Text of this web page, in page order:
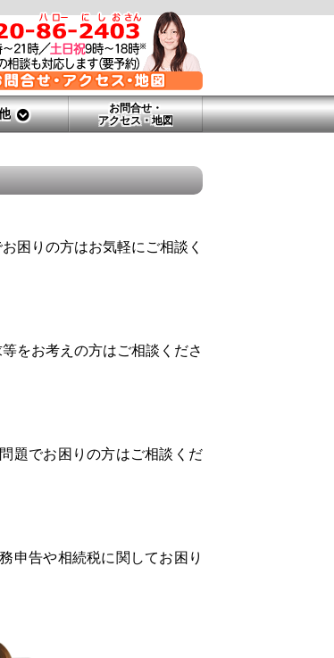
お問合せ・
アクセス・地図
困りの方はお気軽にご相談く
をお考えの方はご相談くださ
題でお困りの方はご相談くだ
申告や相続税に関してお困り